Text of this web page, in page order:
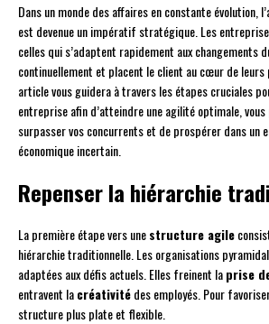
Dans un monde des affaires en constante évolution,
est devenue un impératif stratégique. Les
celles qui s’adaptent rapidement aux changements
continuellement et placent le client au cœur de leurs
article vous guidera à travers les étapes cruciales
entreprise afin d’atteindre une agilité optimale,
surpasser vos concurrents et de prospérer dans un
économique incertain.
Repenser la hiérarchie
La première étape vers unestructure agile
hiérarchie traditionnelle. Les organisations
adaptées aux défis actuels. Elles freinent laprise
entravent lacréativitédes employés. Pour
structure plus plate et flexible.